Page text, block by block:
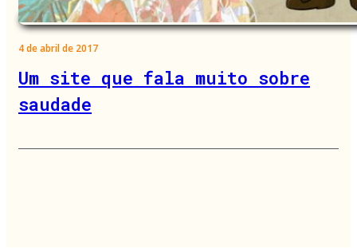
4 de abril de 2017
Um site que fala muito sobre
saudade